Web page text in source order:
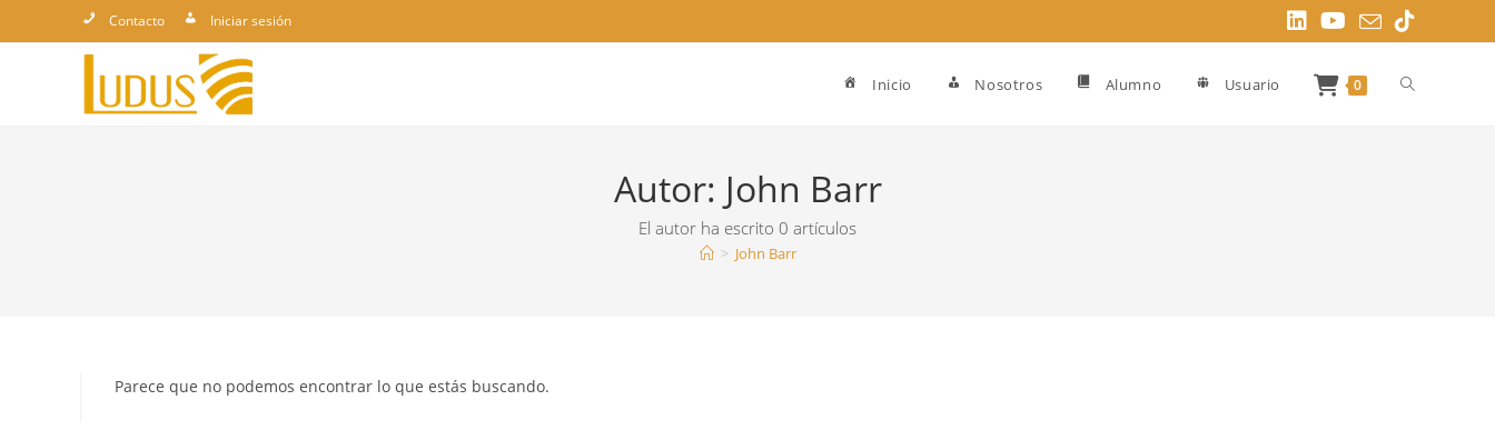
al
Contacto Iniciar sesión
Inicio Nosotros Alumno Usuario 0 Alternar
Autor: John Barr
El autor ha escrito 0 artículos
> John Barr
Parece que no podemos encontrar lo que estás buscando.